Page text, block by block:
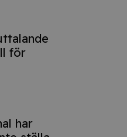
för
har